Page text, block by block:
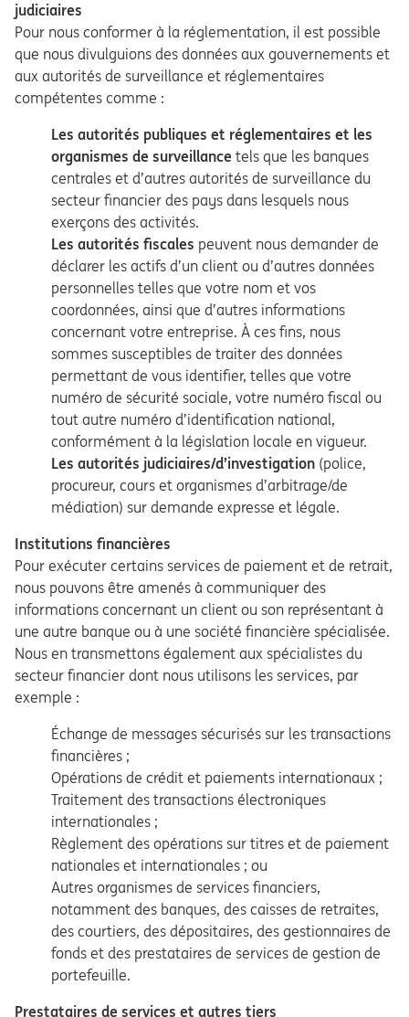
judiciaires
Pour nous conformer à la réglementation, il est possible
que nous divulguions des données aux gouvernements et
aux autorités de surveillance et réglementaires
compétentes comme :
Les autorités publiques et réglementaires et les
organismes de surveillance tels que les banques
centrales et d’autres autorités de surveillance du
secteur financier des pays dans lesquels nous
exerçons des activités.
Les autorités fiscales peuvent nous demander de
déclarer les actifs d’un client ou d’autres données
personnelles telles que votre nom et vos
coordonnées, ainsi que d’autres informations
concernant votre entreprise. À ces fins, nous
sommes susceptibles de traiter des données
permettant de vous identifier, telles que votre
numéro de sécurité sociale, votre numéro fiscal ou
tout autre numéro d’identification national,
conformément à la législation locale en vigueur.
Les autorités judiciaires/d’investigation (police,
procureur, cours et organismes d’arbitrage/de
médiation) sur demande expresse et légale.
Institutions financières
Pour exécuter certains services de paiement et de retrait,
nous pouvons être amenés à communiquer des
informations concernant un client ou son représentant à
une autre banque ou à une société financière spécialisée.
Nous en transmettons également aux spécialistes du
secteur financier dont nous utilisons les services, par
exemple :
Échange de messages sécurisés sur les transactions
financières ;
Opérations de crédit et paiements internationaux ;
Traitement des transactions électroniques
internationales ;
Règlement des opérations sur titres et de paiement
nationales et internationales ; ou
Autres organismes de services financiers,
notamment des banques, des caisses de retraites,
des courtiers, des dépositaires, des gestionnaires de
fonds et des prestataires de services de gestion de
portefeuille.
Prestataires de services et autres tiers